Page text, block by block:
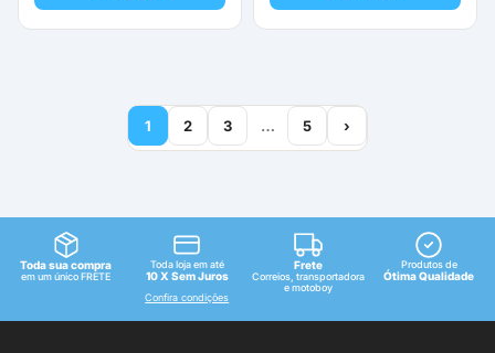
Este
várias
variantes.
As
escolhidas
na
página
1 2 3 … 5 ›
Toda sua compra
em um único FRETE
Toda loja em até
10 X Sem Juros
Confira condições
Frete
Correios, transportadora
e motoboy
Produtos de
Ótima Qualidade